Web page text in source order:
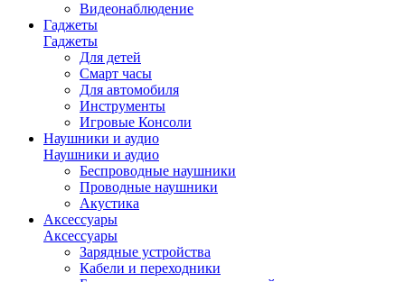
Видеонаблюдение
Гаджеты
Гаджеты
Для детей
Смарт часы
Для автомобиля
Инструменты
Игровые Консоли
Наушники и аудио
Наушники и аудио
Беспроводные наушники
Проводные наушники
Акустика
Аксессуары
Аксессуары
Зарядные устройства
Кабели и переходники